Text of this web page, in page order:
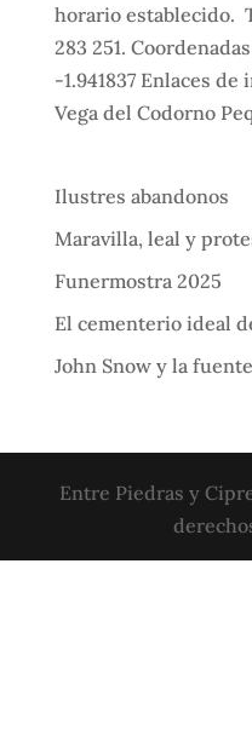
horario establecido.
283 251.
-1.941837 Enlaces
Vega del Codorno
Ilustres abandonos
Maravilla, leal y
Funermostra 2025
El cementerio ideal
John Snow y la
Entre Piedras y